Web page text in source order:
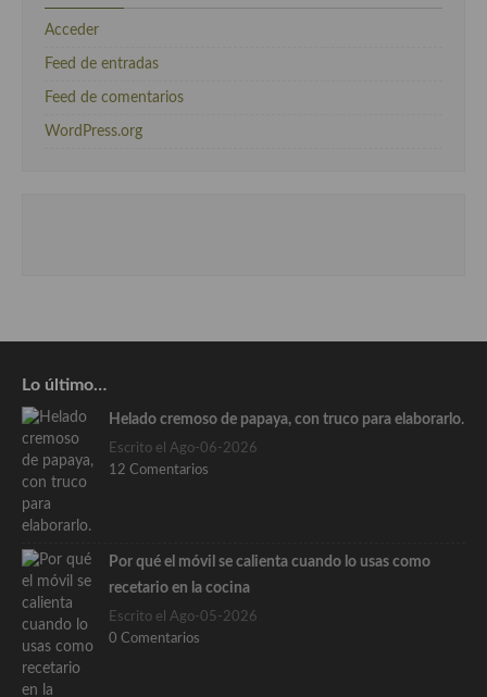
Acceder
Feed de entradas
Feed de comentarios
WordPress.org
Lo último…
Helado cremoso de papaya, con truco para elaborarlo.
Escrito el Ago-06-2026
12 Comentarios
Por qué el móvil se calienta cuando lo usas como
recetario en la cocina
Escrito el Ago-05-2026
0 Comentarios